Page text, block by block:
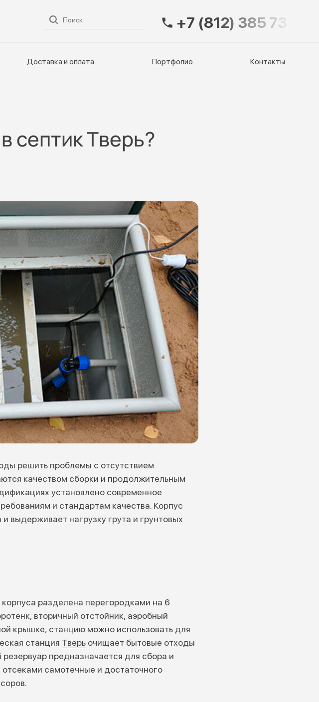
Доставка и оплата Контакты+7 (812) 385 73 83
Доставка и оплата Портфолио Контакты
септик Тверь?
решить проблемы с отсутствием
качеством сборки и продолжительным
установлено современное
и стандартам качества. Корпус
выдерживает нагрузку грута и грунтовых
разделена перегородками на 6
вторичный отстойник, аэробный
крышке, станцию можно использовать для
станция Тверь очищает бытовые отходы
предназначается для сбора и
самотечные и достаточного